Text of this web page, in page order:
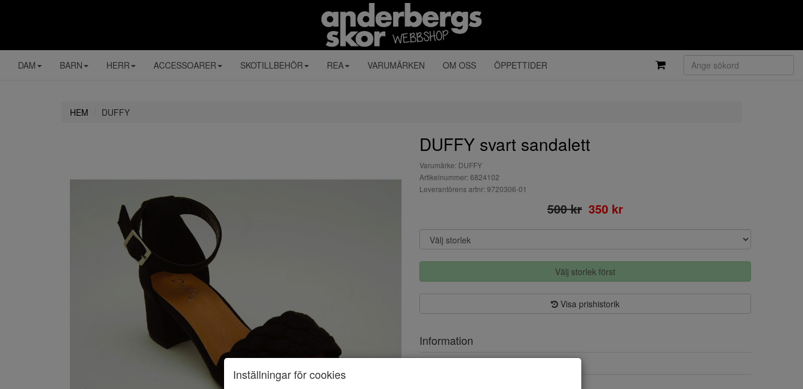
DAM BARN HERR ACCESSOARER SKOTILLBEHÖR REA VARUMÄRKEN OM OSS ÖPPETTIDER
HEM DUFFY
DUFFY svart sandalett
Varumärke: DUFFY
Artikelnummer: 6824102
Leverantörens artnr: 9720306-01
500 kr 350 kr
Välj storlek först
Visa prishistorik
Information
Inställningar för cookies